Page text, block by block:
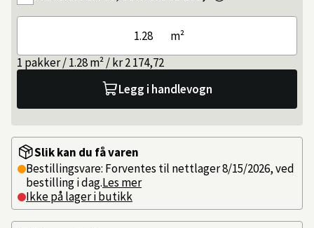
m²
1 pakker / 1.28 m² / kr 2 174,72
Legg i handlevogn
Slik kan du få varen
Bestillingsvare: Forventes til nettlager 8/15/2026, ved
bestilling i dag.Les mer
Ikke på lager i butikk